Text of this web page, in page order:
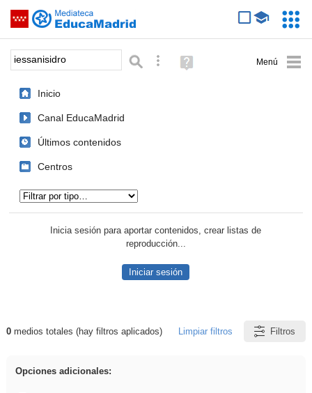
Saltar navegación
Palabra o frase: Búsqueda avanzada
Ayuda
(en
Inicio
Canal EducaMadrid
Últimos contenidos
Centros
Inicia sesión para aportar contenidos, crear listas de
reproducción...
Iniciar sesión
Resultados de: iessanisidro
0medios totales (hay filtros aplicados) Limpiar filtros Filtros
Opciones adicionales: